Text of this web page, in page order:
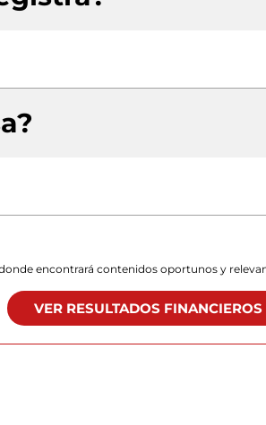
encontrará contenidos oportunos y
VER RESULTADOS FINANCIEROS